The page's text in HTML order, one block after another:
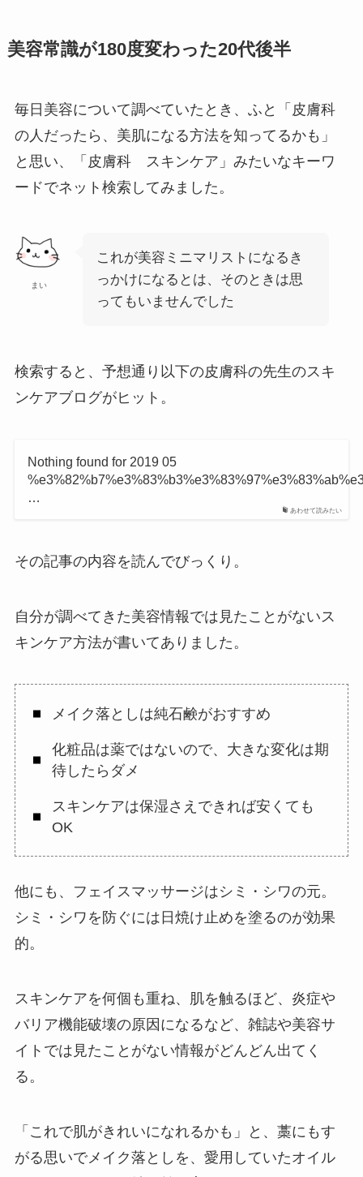
美容常識が180度変わった20代後半
毎日美容について調べていたとき、ふと「皮膚科
の人だったら、美肌になる方法を知ってるかも」
と思い、「皮膚科 スキンケア」みたいなキーワ
ードでネット検索してみました。
まい
これが美容ミニマリストになるき
っかけになるとは、そのときは思
ってもいませんでした
検索すると、予想通り以下の皮膚科の先生のスキ
ンケアブログがヒット。
あわせて読みたい
Nothing found for 2019 05
…
その記事の内容を読んでびっくり。
自分が調べてきた美容情報では見たことがないス
キンケア方法が書いてありました。
メイク落としは純石鹸がおすすめ
化粧品は薬ではないので、大きな変化は期
待したらダメ
スキンケアは保湿さえできれば安くても
OK
他にも、フェイスマッサージはシミ・シワの元。
シミ・シワを防ぐには日焼け止めを塗るのが効果
的。
スキンケアを何個も重ね、肌を触るほど、炎症や
バリア機能破壊の原因になるなど、雑誌や美容サ
イトでは見たことがない情報がどんどん出てく
る。
「これで肌がきれいになれるかも」と、藁にもす
がる思いでメイク落としを、愛用していたオイル